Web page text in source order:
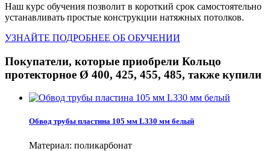
Наш курс обучения позволит в короткий срок самостоятельно
устанавливать простые конструкции натяжных потолков.
УЗНАЙТЕ ПОДРОБНЕЕ ОБ ОБУЧЕНИИ
Покупатели, которые приобрели Кольцо
протекторное Ø 400, 425, 455, 485, также купили
Обвод трубы пластина 105 мм L330 мм белый
Материал: поликарбонат